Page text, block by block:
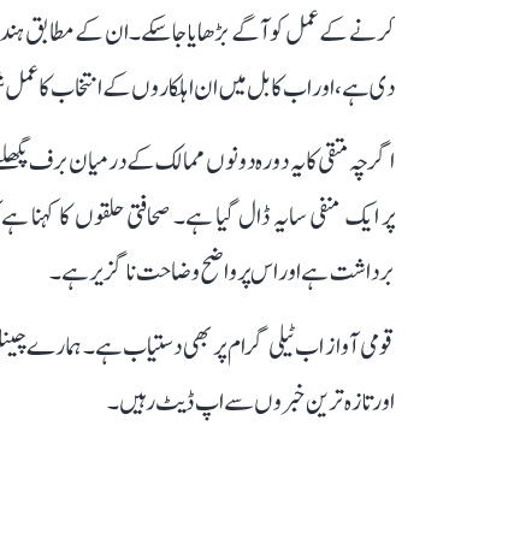
کرنے کے عمل کو آگے بڑھایا جا سکے۔ ان کے مطابق
دی ہے، اور اب کابل میں ان اہلکاروں کے انتخاب کا
اگرچہ متقی کا یہ دورہ دونوں ممالک کے درمیان برف
پر ایک منفی سایہ ڈال گیا ہے۔ صحافتی حلقوں کا
برداشت ہے اور اس پر واضح وضاحت ناگزیر ہے۔
قومی آواز اب ٹیلی گرام پر بھی دستیاب ہے۔ ہمارے
اور تازہ ترین خبروں سے اپ ڈیٹ رہیں۔